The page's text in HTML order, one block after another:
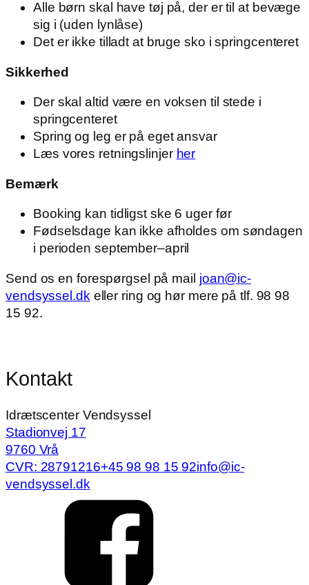
Alle børn skal have tøj på, der er til at bevæge
sig i (uden lynlåse)
Det er ikke tilladt at bruge sko i springcenteret
Sikkerhed
Der skal altid være en voksen til stede i
springcenteret
Spring og leg er på eget ansvar
Læs vores retningslinjer her
Bemærk
Booking kan tidligst ske 6 uger før
Fødselsdage kan ikke afholdes om søndagen
i perioden september–april
Send os en forespørgsel på mail joan@ic-
vendsyssel.dk eller ring og hør mere på tlf. 98 98
15 92.
Kontakt
Idrætscenter Vendsyssel
Stadionvej 17
9760 Vrå
CVR: 28791216+45 98 98 15 92info@ic-
vendsyssel.dk